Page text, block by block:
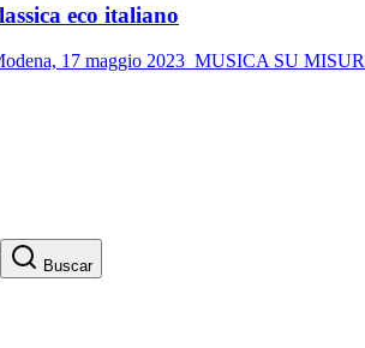
eco italiano
17 maggio 2023 MUSICA SU
Buscar